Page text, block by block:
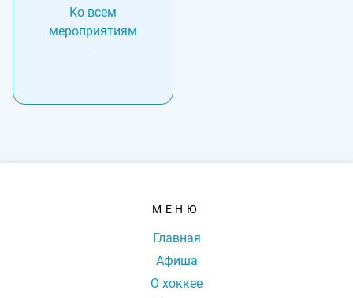
Ко всем
мероприятиям
МЕНЮ
Главная
Афиша
О хоккее